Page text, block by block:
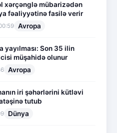
xərçənglə mübarizədən
fəaliyyətinə fasilə verir
Avropa
yayılması: Son 35 ilin
müşahidə olunur
Avropa
iri şəhərlərini kütləvi
tutub
Dünya